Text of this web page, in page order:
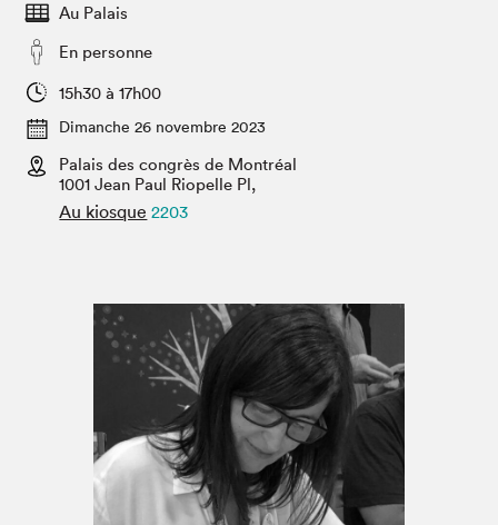
Espace exposant⋅e⋅s
Espace enseignant·e·s
Espace médias
SLM PRO
Salon dans la ville et en ligne
Projets partenaires
Au Palais
En personne
15h30 à 17h00
Dimanche 26 novembre 2023
Palais des congrès de Montréal
1001 Jean Paul Riopelle Pl,
Au kiosque 2203